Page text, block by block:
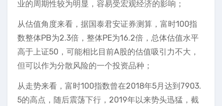
业的周期性较为明显，容易受宏观经济的影响；
从估值角度来看，据国泰君安证券测算，富时100指
数整体PB为2.3倍，整体PE为16.2倍，总体估值水平
高于上证50，可能相比目前A股的估值吸引力不大，
但可以作为分散风险的一个投资品种；
从走势来看，富时100指数曾在2018年5月达到7903.
5的高点，随后震荡下行，2019年以来势头迅猛，截